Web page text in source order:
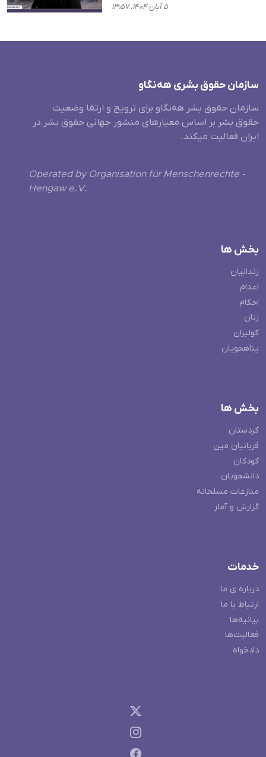
۵ آبان ۱۴۰۴، ۱۳:۵۷
سازمان حقوق بشری هەنگاو
سازمان حقوق بشر هه‌نگاو برای ترویج و ارتقا وضعیت
حقوق بشر بر اساس معیارهای منشور جهانی حقوق بشر در
ایران فعالیت میکند.
Operated by Organisation für Menschenrechte -
Hengaw e.V.
بخش ها
زندانیان
اعدام
احکام
زنان
کولبران
پناهجویان
بخش ها
کردستان
قربانیان مین
کودکان
دانشجویان
منازعات مسلحانه
گزارش و آمار
خدمات
درباره ی ما
ارتباط با ما
بیانیه‌ها
فعالیت‌ها
دادخواه